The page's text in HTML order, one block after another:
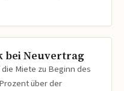
bei Neuvertrag
Miete zu Beginn des
über der